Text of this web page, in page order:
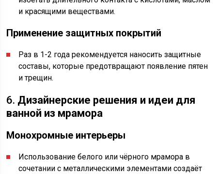
и красящими веществами.
Применение защитных покрытий
Раз в 1-2 года рекомендуется наносить защитные
составы, которые предотвращают появление пятен
и трещин.
6. Дизайнерские решения и идеи для
ванной из мрамора
Монохромные интерьеры
Использование белого или чёрного мрамора в
сочетании с металлическими элементами создаёт